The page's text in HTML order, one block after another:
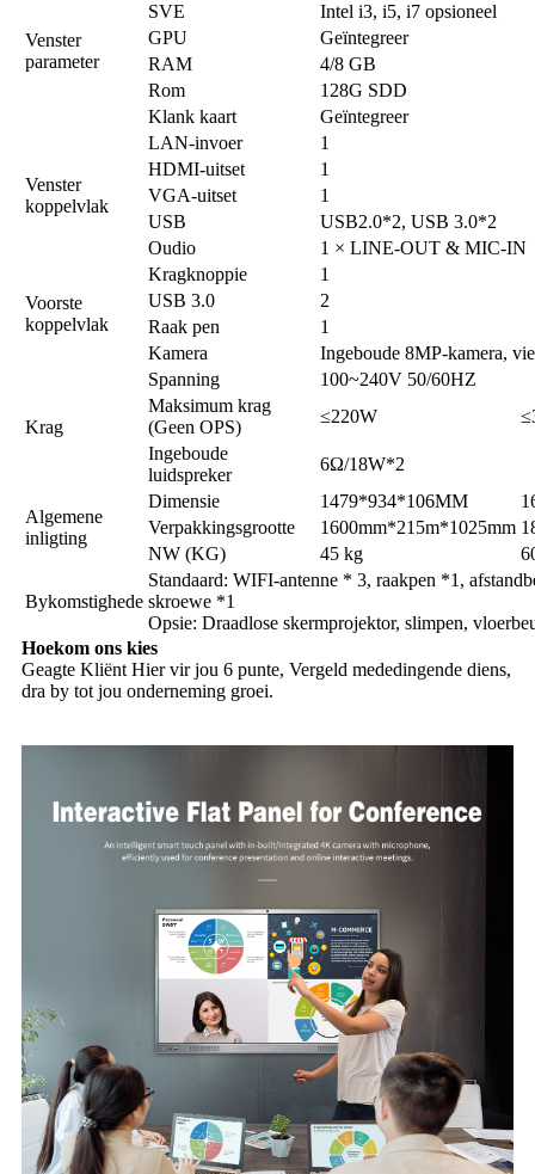
Venster
parameter
SVE
Intel i3, i5, i7 opsioneel
GPU
Geïntegreer
RAM
4/8 GB
Rom
128G SDD
Klank kaart
Geïntegreer
Venster
koppelvlak
LAN-invoer
1
HDMI-uitset
1
VGA-uitset
1
USB
USB2.0*2, USB 3.0*2
Oudio
1 × LINE-OUT & MIC-IN
Voorste
koppelvlak
Kragknoppie
1
USB 3.0
2
Raak pen
1
Kamera
Ingeboude 8MP-kamera,
Krag
Spanning
100~240V 50/60HZ
Maksimum krag
(Geen OPS)
≤220W
Ingeboude
luidspreker
6Ω/18W*2
Algemene
inligting
Dimensie 1479*934*106MM
Verpakkingsgrootte
1600mm*215m*1025mm
NW (KG)
45 kg
Bykomstighede
Standaard: WIFI-antenne * 3, raakpen *1,
skroewe *1
Opsie: Draadlose skermprojektor, slimpen,
Hoekom ons kies
Geagte Kliënt Hier vir jou 6 punte, Vergeld mededingende diens,
dra by tot jou onderneming groei.